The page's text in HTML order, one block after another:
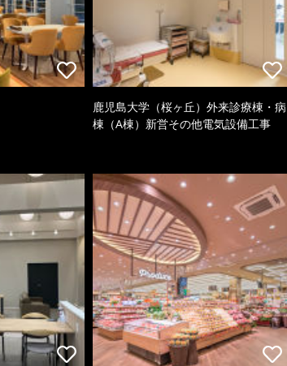
鹿児島大学（桜ヶ丘）外来診療棟・病
棟（A棟）新営その他電気設備工事